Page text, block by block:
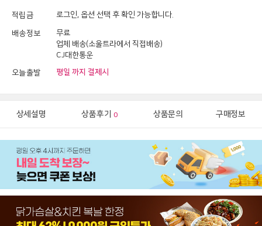
적립금 로그인, 옵션 선택 후 확인 가능합니다.
배송정보
무료
업체 배송(소울트라에서 직접배송)
CJ대한통운
오늘출발 평일 까지 결제시
상세설명 상품후기 0 상품문의 구매정보